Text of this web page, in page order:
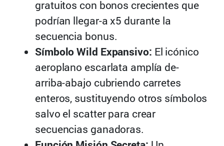
gratuitos con bonos crecientes que
podrían llegar-a x5 durante la
secuencia bonus.
Símbolo Wild Expansivo: El icónico
aeroplano escarlata amplía de-
arriba-abajo cubriendo carretes
enteros, sustituyendo otros símbolos
salvo el scatter para crear
secuencias ganadoras.